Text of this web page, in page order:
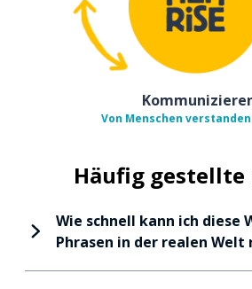
Von Menschen
Häufig gestellte
Wie schnell kann ich diese
Phrasen in der realen Welt